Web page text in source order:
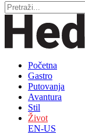
Početna
Gastro
Putovanja
Avantura
Stil
Život
EN-US